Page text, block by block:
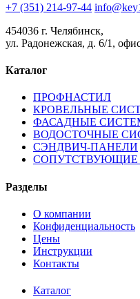
+7 (351) 214-97-44
454036 г. Челябинск,
ул. Радонежская, д. 6/1,
Каталог
ПРОФНАСТИЛ
КРОВЕЛЬНЫЕ
ФАСАДНЫЕ
ВОДОСТОЧНЫЕ
СЭНДВИЧ-ПАНЕЛИ
СОПУТСТВУЮЩИЕ
Разделы
О компании
Конфиденциальность
Цены
Инструкции
Контакты
Каталог